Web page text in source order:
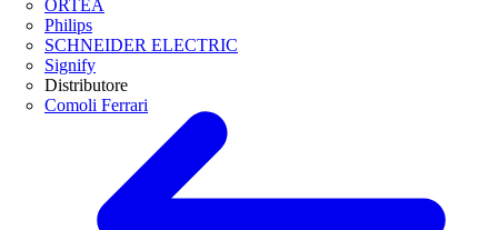
ORTEA
Philips
SCHNEIDER ELECTRIC
Signify
Distributore
Comoli Ferrari